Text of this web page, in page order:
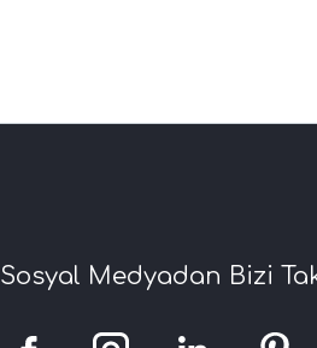
Sosyal Medyadan Bizi